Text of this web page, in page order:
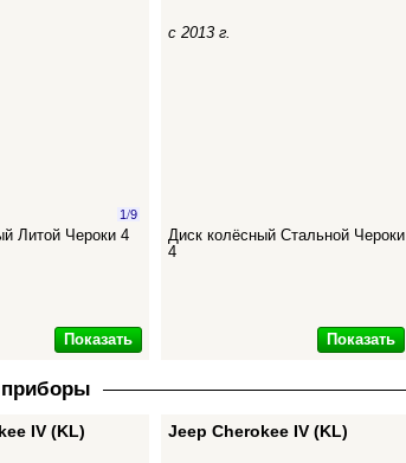
1/9
Литой Чероки 4
Показать
с 2013 г.
Диск колёсный Стальной Чероки
4
Показать
IV (KL) Jeep Cherokee IV (KL)